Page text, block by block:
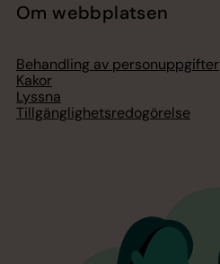
Om webbplatsen
Behandling av personuppgifter
Kakor
Lyssna
Tillgänglighetsredogörelse